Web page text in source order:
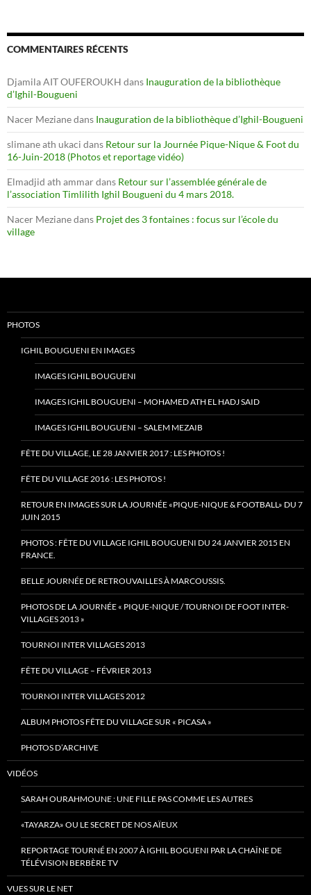
COMMENTAIRES RÉCENTS
Djamila AIT OUFEROUKH dans Inauguration de la bibliothèque
d’Ighil-Bougueni
Nacer Mezianedans Inauguration de la bibliothèque d’Ighil-Bougueni
slimane ath ukaci dans Retour sur la Journée Pique-Nique & Foot du
16-Juin-2018 (Photos et reportage vidéo)
Elmadjid ath ammardans Retour sur l’assemblée générale de
l’association Timlilith Ighil Bougueni du 4 mars 2018.
Nacer Mezianedans Projet des 3 fontaines : focus sur l’école du
village
PHOTOS
IGHIL BOUGUENI EN IMAGES
IMAGES IGHIL BOUGUENI
IMAGES IGHIL BOUGUENI – MOHAMED ATH EL HADJ SAID
IMAGES IGHIL BOUGUENI – SALEM MEZAIB
FÊTE DU VILLAGE, LE 28 JANVIER 2017 : LES PHOTOS !
FÊTE DU VILLAGE 2016 : LES PHOTOS !
RETOUR EN IMAGES SUR LA JOURNÉE «PIQUE-NIQUE & FOOTBALL» DU 7
JUIN 2015
PHOTOS : FÊTE DU VILLAGE IGHIL BOUGUENI DU 24 JANVIER 2015 EN
FRANCE.
BELLE JOURNÉE DE RETROUVAILLES À MARCOUSSIS.
PHOTOS DE LA JOURNÉE « PIQUE-NIQUE / TOURNOI DE FOOT INTER-
VILLAGES 2013 »
TOURNOI INTER VILLAGES 2013
FÊTE DU VILLAGE – FÉVRIER 2013
TOURNOI INTER VILLAGES 2012
ALBUM PHOTOS FÊTE DU VILLAGE SUR « PICASA »
PHOTOS D’ARCHIVE
VIDÉOS
SARAH OURAHMOUNE : UNE FILLE PAS COMME LES AUTRES
«TAYARZA» OU LE SECRET DE NOS AÏEUX
REPORTAGE TOURNÉ EN 2007 À IGHIL BOGUENI PAR LA CHAÎNE DE
TÉLÉVISION BERBÈRE TV
VUES SUR LE NET